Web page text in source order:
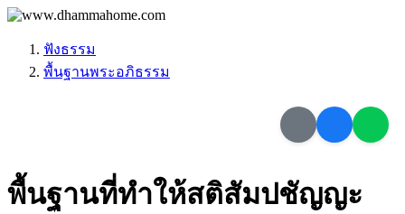
ฟังธรรม
พื้นฐานพระอภิธรรม
พื้นฐานที่ทำให้สติสัมปชัญญะ